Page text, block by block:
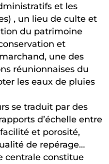
et les
, un lieu de culte et
du patrimoine
et
une des
réunionnaises du
les eaux de pluies
se traduit par des
d’échelle entre
et porosité,
de repérage…
centrale constitue